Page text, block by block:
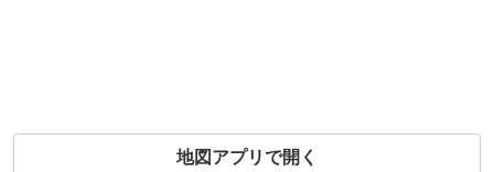
地図アプリで開く